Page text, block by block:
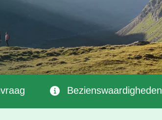
Bezienswaardigheden